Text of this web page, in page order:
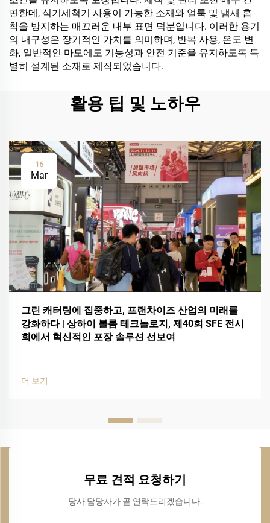
편한데, 식기세척기 사용이 가능한 소재와 얼룩 및 냄새 흡
착을 방지하는 매끄러운 내부 표면 덕분입니다. 이러한 용기
의 내구성은 장기적인 가치를 의미하며, 반복 사용, 온도 변
화, 일반적인 마모에도 기능성과 안전 기준을 유지하도록 특
별히 설계된 소재로 제작되었습니다.
활용 팁 및 노하우
16
Mar
그린 캐터링에 집중하고, 프랜차이즈 산업의 미래를
강화하다 | 상하이 볼룸 테크놀로지, 제40회 SFE 전시
회에서 혁신적인 포장 솔루션 선보여
더 보기
무료 견적 요청하기
당사 담당자가 곧 연락드리겠습니다.